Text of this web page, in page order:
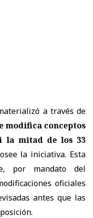
a través de
modifica conceptos
la mitad de los 33
la iniciativa. Esta
por mandato del
oficiales
antes que las